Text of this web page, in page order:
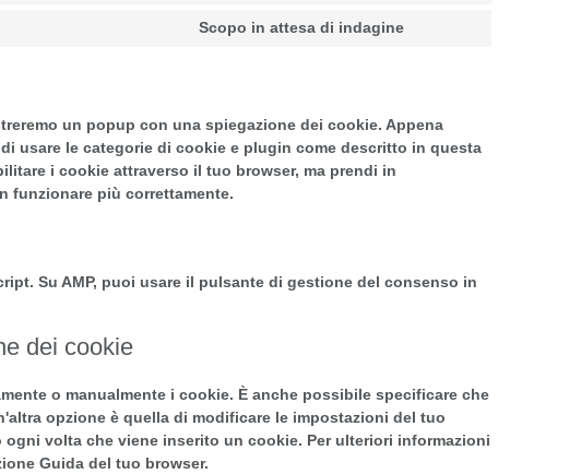
Scopo in attesa di indagine
un popup con una spiegazione dei cookie. Appena
usare le categorie di cookie e plugin come descritto in questa
i cookie attraverso il tuo browser, ma prendi in
funzionare più correttamente.
Su AMP, puoi usare il pulsante di gestione del consenso in
dei cookie
o manualmente i cookie. È anche possibile specificare che
opzione è quella di modificare le impostazioni del tuo
volta che viene inserito un cookie. Per ulteriori informazioni
Guida del tuo browser.